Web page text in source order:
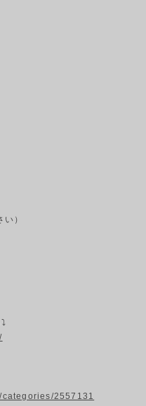
）
2557131